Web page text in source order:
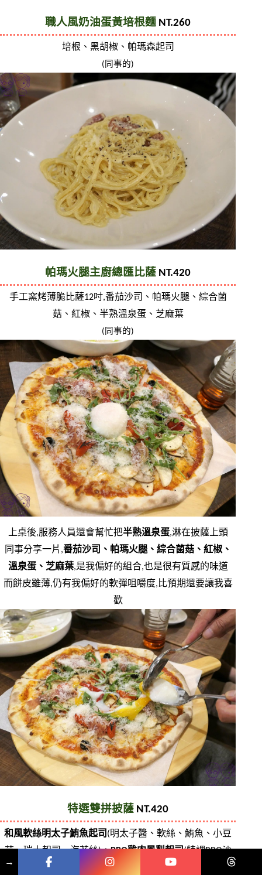
職人風奶油蛋黃培根麵 NT.260
培根、黑胡椒、帕瑪森起司
(同事的)
帕瑪火腿主廚總匯比薩 NT.420
手工窯烤薄脆比薩12吋,番茄沙司、帕瑪火腿、綜合菌
菇、紅椒、半熟溫泉蛋、芝麻葉
(同事的)
上桌後,服務人員還會幫忙把半熟溫泉蛋,淋在披薩上頭
同事分享一片,番茄沙司、帕瑪火腿、綜合菌菇、紅椒、
溫泉蛋、芝麻葉,是我偏好的組合,也是很有質感的味道
而餅皮雖薄,仍有我偏好的軟彈咀嚼度,比預期還要讓我喜
歡
特選雙拼披薩 NT.420
和風軟絲明太子鮪魚起司 (明太子醬、軟絲、鮪魚、小豆
苗、瑞士起司、海苔絲) + BBQ雞肉鳳梨起司(特調BBQ沙
司、炭烤雞腿肉、鳳梨、紅洋蔥、青蔥)
→